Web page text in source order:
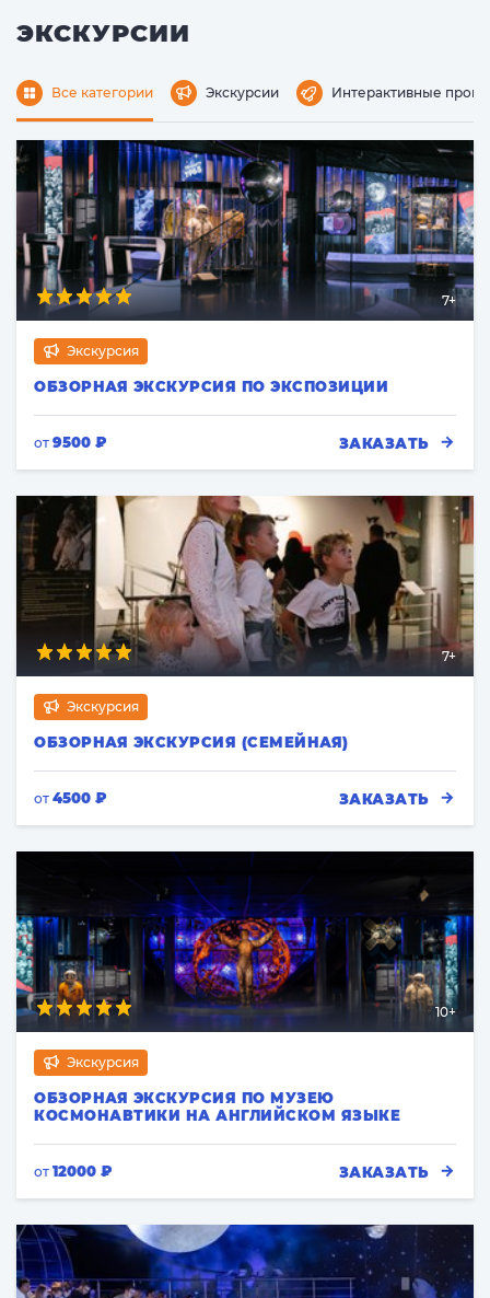
ЭКСКУРСИИ
Все категории Экскурсии Интерактивные
7+
Экскурсия
ОБЗОРНАЯ ЭКСКУРСИЯ ПО ЭКСПОЗИЦИИ
от 9500 ₽ ЗАКАЗАТЬ
7+
Экскурсия
ОБЗОРНАЯ ЭКСКУРСИЯ (СЕМЕЙНАЯ)
от 4500 ₽ ЗАКАЗАТЬ
10+
Экскурсия
ОБЗОРНАЯ ЭКСКУРСИЯ ПО МУЗЕЮ
КОСМОНАВТИКИ НА АНГЛИЙСКОМ ЯЗЫКЕ
от 12000 ₽ ЗАКАЗАТЬ